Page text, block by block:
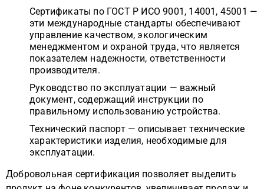
Сертификаты по ГОСТ Р ИСО 9001, 14001, 45001 —
эти международные стандарты обеспечивают
управление качеством, экологическим
менеджментом и охраной труда, что является
показателем надежности, ответственности
производителя.
Руководство по эксплуатации — важный
документ, содержащий инструкции по
правильному использованию устройства.
Технический паспорт — описывает технические
характеристики изделия, необходимые для
эксплуатации.
Добровольная сертификация позволяет выделить